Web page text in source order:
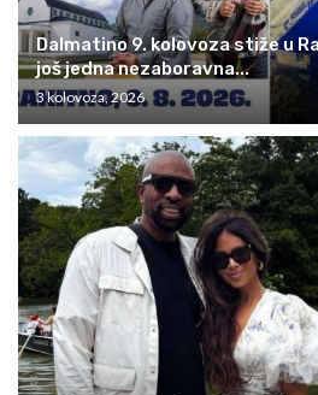
Dalmatino 9. kolovoza stiže u
još jedna nezaboravna...
3 kolovoza, 2026